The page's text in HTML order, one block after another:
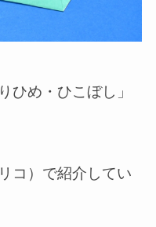
ひめ・ひこぼし」
コ）で紹介してい